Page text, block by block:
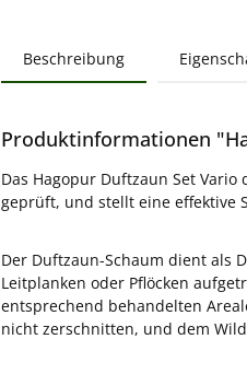
Beschreibung
Produktinformationen
Das Hagopur Duftzaun Set
geprüft, und stellt eine effektive
Der Duftzaun-Schaum dient als
Leitplanken oder Pflöcken
entsprechend behandelten
nicht zerschnitten, und dem